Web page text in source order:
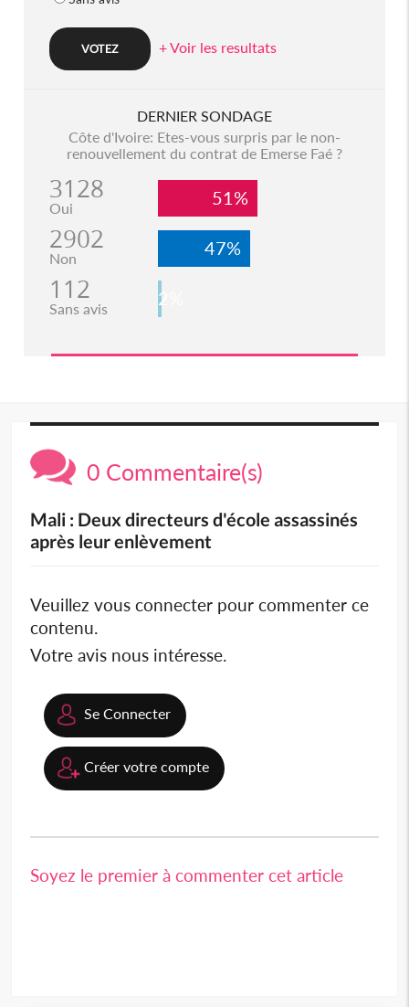
+ Voir les resultats
DERNIER SONDAGE
Côte d'Ivoire: Etes-vous surpris par le non-
renouvellement du contrat de Emerse Faé ?
3128
Oui 51%
2902
Non 47%
112
Sans avis 2%
0 Commentaire(s)
Mali : Deux directeurs d'école assassinés
après leur enlèvement
Veuillez vous connecter pour commenter ce
contenu.
Votre avis nous intéresse.
Se Connecter
Créer votre compte
Soyez le premier à commenter cet article